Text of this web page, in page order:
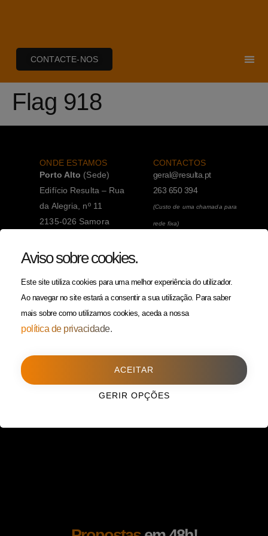
CONTACTE-NOS
Flag 918
ONDE ESTAMOS
Porto Alto (Sede)
Edifício Resulta – Rua
da Alegria, nº 11
2135-026 Samora
263 650 394
rede fixa)
Porto (Filial)
1588, 2º, sala 304
225 432 051
CONTACTOS
geral@resulta.pt
263 650 394
(Custo de uma chamada para
rede fixa)
Política da Privacidade
Aviso sobre cookies.
Este site utiliza cookies para uma melhor experiência do utilizador.
Ao navegar no site estará a consentir a sua utilização. Para saber
mais sobre como utilizamos cookies, aceda a nossa
política de privacidade.
ACEITAR
GERIR OPÇÕES